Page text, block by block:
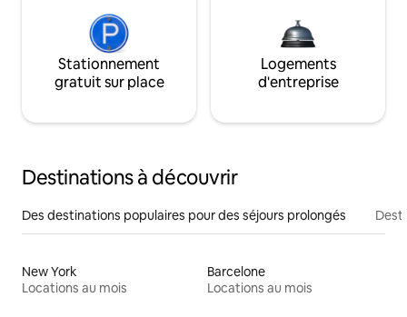
Stationnement
gratuit sur place
Logements
d'entreprise
Destinations à découvrir
Des destinations populaires pour des séjours prolongés
New York
Locations au mois
Barcelone
Locations au mois